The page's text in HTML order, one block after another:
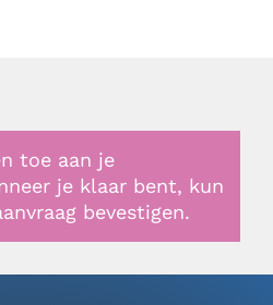
toe aan je
je klaar bent, kun
bevestigen.